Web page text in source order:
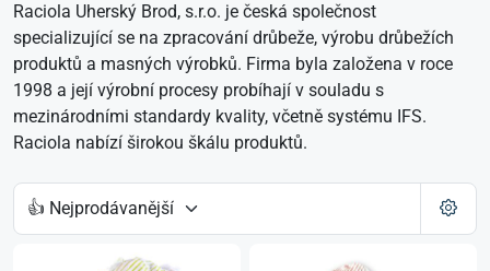
Raciola Uherský Brod, s.r.o. je česká společnost
specializující se na zpracování drůbeže, výrobu drůbežích
produktů a masných výrobků. Firma byla založena v roce
1998 a její výrobní procesy probíhají v souladu s
mezinárodními standardy kvality, včetně systému IFS.
Raciola nabízí širokou škálu produktů.